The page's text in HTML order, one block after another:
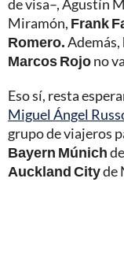
de visa–, Agustín
Miramón, Frank
Romero.Además,
Marcos Rojono
Eso sí, resta
Miguel Ángel
grupo de viajeros
Bayern Múnich
Auckland Cityde